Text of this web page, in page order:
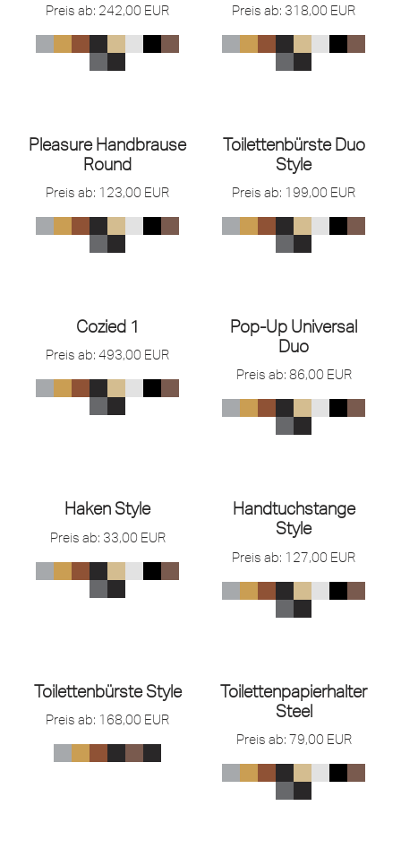
Preis ab: 242,00 EUR Preis ab: 318,00 EUR
Pleasure Handbrause
Round
Preis ab: 123,00 EUR
Toilettenbürste Duo
Style
Preis ab: 199,00 EUR
Cozied 1
Preis ab: 493,00 EUR
Pop-Up Universal
Duo
Preis ab: 86,00 EUR
Haken Style
Preis ab: 33,00 EUR
Handtuchstange
Style
Preis ab: 127,00 EUR
Toilettenbürste Style
Preis ab: 168,00 EUR
Toilettenpapierhalter
Steel
Preis ab: 79,00 EUR